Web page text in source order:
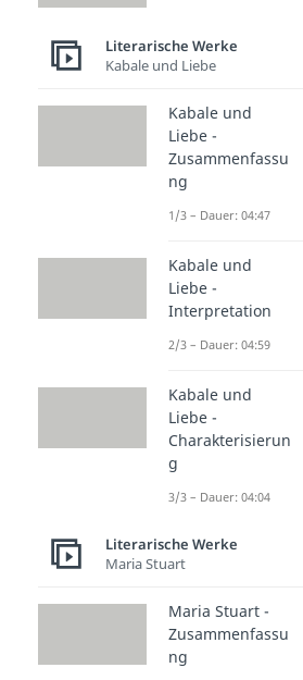
Lernen
Entdecke
Weitere
Romane 20. JH -
Literarische Werke
Kabale und Liebe
Kabale und
Liebe -
Zusammenfassu
ng
1/3 – Dauer: 04:47
Kabale und
Liebe -
Interpretation
2/3 – Dauer: 04:59
Kabale und
Liebe -
Charakterisierun
g
3/3 – Dauer: 04:04
Literarische Werke
Maria Stuart
Maria Stuart -
Zusammenfassu
ng